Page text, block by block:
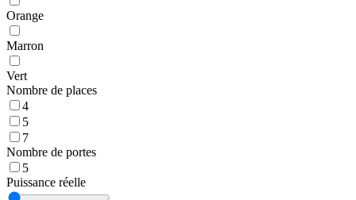
Orange
Marron
Vert
Nombre de places
4
5
7
Nombre de portes
5
Puissance réelle